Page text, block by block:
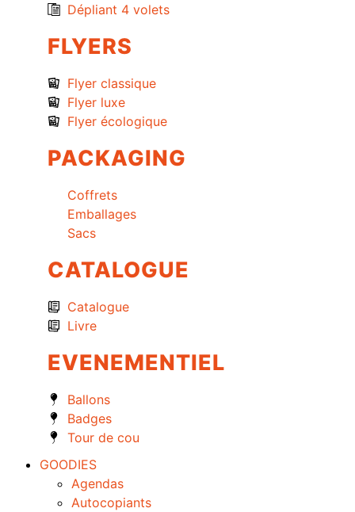
Dépliant 4 volets
FLYERS
Flyer classique
Flyer luxe
Flyer écologique
PACKAGING
Coffrets
Emballages
Sacs
CATALOGUE
Catalogue
Livre
EVENEMENTIEL
Ballons
Badges
Tour de cou
GOODIES
Agendas
Autocopiants